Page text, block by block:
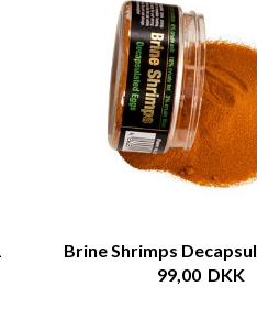
Brine Shrimps
99,00 DKK